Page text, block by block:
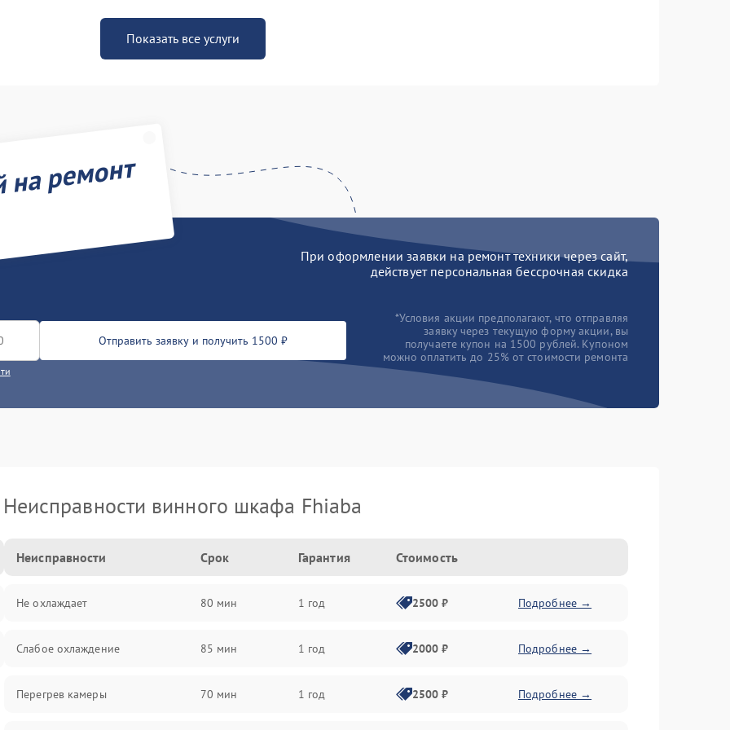
Показать все услуги
ремонт
При оформлении заявки на ремонт техники через сайт,
действует персональная бессрочная скидка
Отправить заявку и получить 1500 ₽
*Условия акции предполагают, что отправляя
заявку через текущую форму акции, вы
получаете купон на 1500 рублей. Купоном
можно оплатить до 25% от стоимости ремонта
Неисправности винного шкафа Fhiaba
Неисправности Срок Гарантия Стоимость
Не охлаждает 80 мин 1 год 2500 ₽ Подробнее →
Слабое охлаждение 85 мин 1 год 2000 ₽ Подробнее →
Перегрев камеры 70 мин 1 год 2500 ₽ Подробнее →